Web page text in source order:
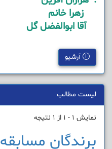
زهرا خانم
آقا ابوالفضل گل
آرشیو
لیست مطالب
نمایش 1 - 1 از 1 نتیجه
برندگان مسابقه 447